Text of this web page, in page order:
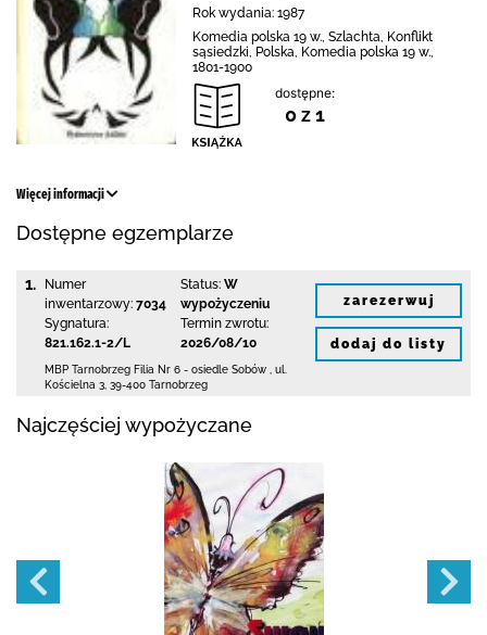
Rok wydania: 1987
Komedia polska 19 w., Szlachta, Konflikt
sąsiedzki, Polska, Komedia polska 19 w.,
1801-1900
dostępne:
0 z 1
Więcej informacji
Dostępne egzemplarze
1.
Numer
inwentarzowy: 7034
Sygnatura:
821.162.1-2/L
Status: W
wypożyczeniu
Termin zwrotu:
2026/08/10
MBP Tarnobrzeg Filia Nr 6 - osiedle Sobów
ul.
Kościelna 3 39-400 Tarnobrzeg
zarezerwuj
dodaj do listy
Najczęściej wypożyczane